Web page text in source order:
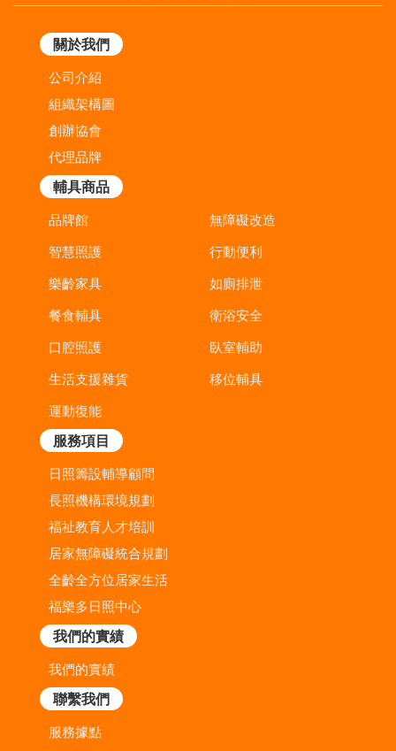
關於我們
公司介紹
組織架構圖
創辦協會
代理品牌
輔具商品
品牌館 無障礙改造
智慧照護 行動便利
樂齡家具 如廁排泄
餐食輔具 衛浴安全
口腔照護 臥室輔助
生活支援雜貨 移位輔具
運動復能
服務項目
日照籌設輔導顧問
長照機構環境規劃
福祉教育人才培訓
居家無障礙統合規劃
全齡全方位居家生活
福樂多日照中心
我們的實績
我們的實績
聯繫我們
服務據點